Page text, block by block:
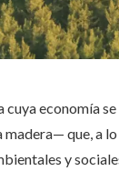
economía
madera— que, a
y